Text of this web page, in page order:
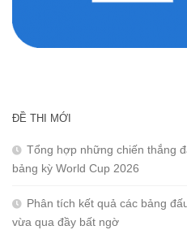
ĐỀ THI MỚI
Tổng hợp những chiến thắng
bảng kỳ World Cup 2026
Phân tích kết quả các bảng
vừa qua đầy bất ngờ